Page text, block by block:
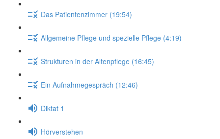
Das Patientenzimmer (19:54)
Allgemeine Pflege und spezielle Pflege (4:19)
Strukturen in der Altenpflege (16:45)
Ein Aufnahmegespräch (12:46)
Diktat 1
Hörverstehen